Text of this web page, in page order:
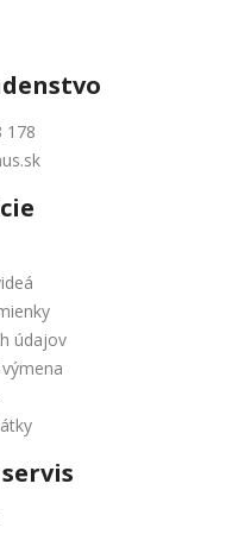
178
údajov